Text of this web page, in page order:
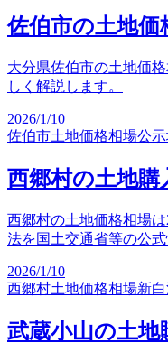
佐伯市の土地
大分県佐伯市の土地価
しく解説します。
2026/1/10
佐伯市土地価格相場公
西郷村の土地購
西郷村の土地価格相場
法を国土交通省等の公
2026/1/10
西郷村土地価格相場新
武蔵小山の土地